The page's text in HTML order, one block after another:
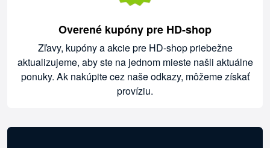
Overené kupóny pre HD-shop
Zľavy, kupóny a akcie pre HD-shop priebežne
aktualizujeme, aby ste na jednom mieste našli aktuálne
ponuky. Ak nakúpite cez naše odkazy, môžeme získať
províziu.